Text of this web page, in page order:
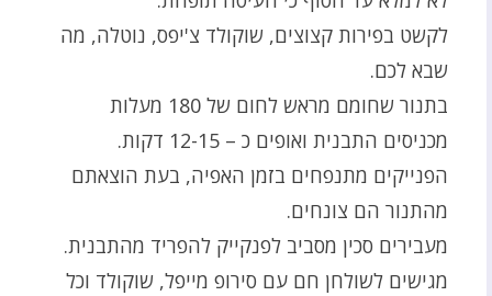
לקשט בפירות קצוצים, שוקולד צ'יפס, נוטלה, מה
שבא לכם.
בתנור שחומם מראש לחום של 180 מעלות
מכניסים התבנית ואופים כ – 12-15 דקות.
הפנייקים מתנפחים בזמן האפיה, בעת הוצאתם
מהתנור הם צונחים.
מעבירים סכין מסביב לפנקייק להפריד מהתבנית.
מגישים לשולחן חם עם סירופ מייפל, שוקולד וכל